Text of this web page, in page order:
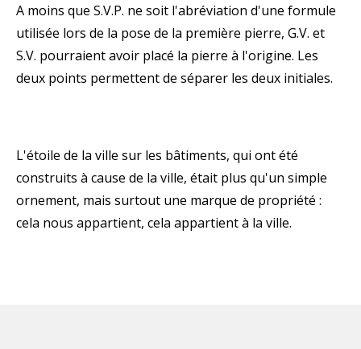
A moins que S.V.P. ne soit l'abréviation d'une formule
utilisée lors de la pose de la première pierre, G.V. et
S.V. pourraient avoir placé la pierre à l'origine. Les
deux points permettent de séparer les deux initiales.
L'étoile de la ville sur les bâtiments, qui ont été
construits à cause de la ville, était plus qu'un simple
ornement, mais surtout une marque de propriété :
cela nous appartient, cela appartient à la ville.